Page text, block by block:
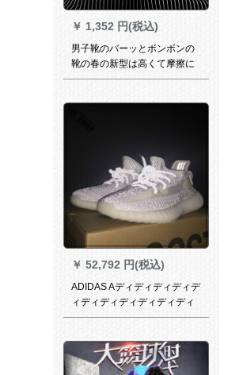
￥ 1,352 円(税込)
男子靴のバーッとボンボンの
靴の春の新型は高くて摩擦に
耐えます。滑り止めのスニー
￥ 52,792 円(税込)
ADIDAS Aディディディディデ
ィディディディディディディ
は、DA斯YEY BOOST 350満
ヨ-ロッパ367限定E